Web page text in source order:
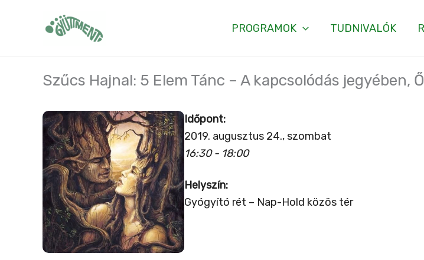
PROGRAMOK TUDNIVALÓK
Szűcs Hajnal: 5 Elem Tánc – A kapcsolódás
Időpont:
2019. augusztus 24., szombat
16:30 - 18:00
Helyszín:
Gyógyító rét – Nap-Hold közös tér